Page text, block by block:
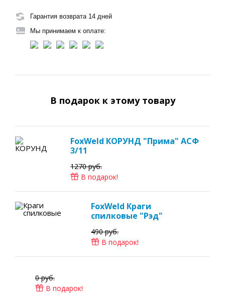
Гарантия возврата 14 дней
Мы принимаем к оплате:
В подарок к этому товару
FoxWeld КОРУНД "Прима" АСФ
3/11
1270 руб.
В подарок!
FoxWeld Краги
спилковые "Рэд"
490 руб.
В подарок!
0 руб.
В подарок!